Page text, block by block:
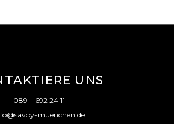
UNS
089 – 692 24 11
muenchen.de